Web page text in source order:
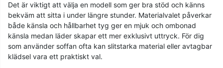
Det är viktigt att välja en modell som ger bra stöd och känns
bekväm att sitta i under längre stunder. Materialvalet påverkar
både känsla och hållbarhet tyg ger en mjuk och ombonad
känsla medan läder skapar ett mer exklusivt uttryck. För dig
som använder soffan ofta kan slitstarka material eller avtagbar
klädsel vara ett praktiskt val.